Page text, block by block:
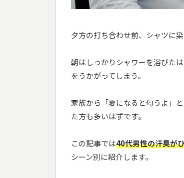
夕方の打ち合わせ前、シャツに
朝はしっかりシャワーを浴びた
をうかがってしまう。
家族から「夏になると匂うよ」
た方も多いはずです。
この記事では40代男性の汗臭が
シーン別に紹介します。